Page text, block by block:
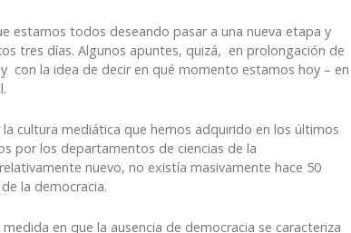
estamos todos deseando pasar a una nueva etapa y
tres días. Algunos apuntes, quizá, en prolongación de
la idea de decir en qué momento estamos hoy – en
cultura mediática que hemos adquirido en los últimos
por los departamentos de ciencias de la
nuevo, no existía masivamente hace 50
la democracia.
en que la ausencia de democracia se caracteriza